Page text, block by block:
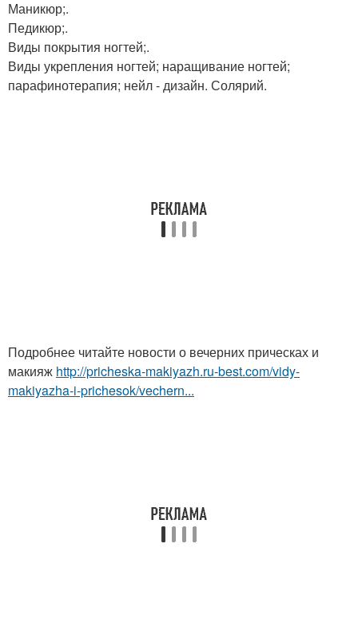
Маникюр;.
Педикюр;.
Виды покрытия ногтей;.
Виды укрепления ногтей; наращивание ногтей;
парафинотерапия; нейл - дизайн. Солярий.
Подробнее читайте новости о вечерних прическах и
макияж http://pricheska-makiyazh.ru-best.com/vidy-
makiyazha-i-prichesok/vechern...